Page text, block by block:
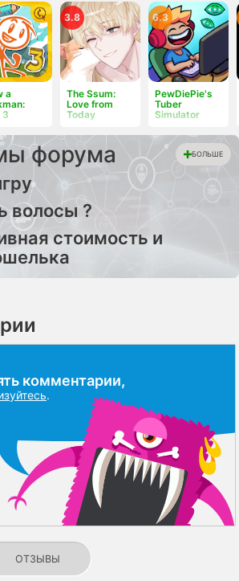
a
3
The Ssum:
Love from
Today
3.8
PewDiePie's
Tuber
Simulator
6.3
форума БОЛЬШЕ
волосы ?
стоимость и
комментарии,
.
ОТЗЫВЫ